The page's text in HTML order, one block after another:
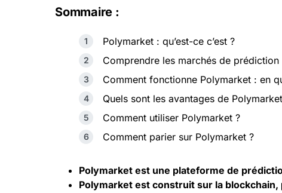
Sommaire :
Polymarket : qu’est-ce c’est ?
Comprendre les marchés de
Comment fonctionne Polymarket : en
Quels sont les avantages de
Comment utiliser Polymarket ?
Comment parier sur Polymarket ?
Polymarket est une plateforme de
Polymarket est construit sur la